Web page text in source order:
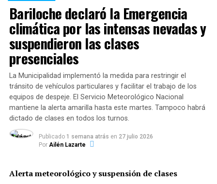
–El Gobierno se les va a quedar con la empresa…
–Eso es humo –habría sido la respuesta de Nardelli.
A las 16:30 Nardelli constató por la tele que no era
humo. A las 18 ya estaba en
abogados del estudio Alegría que lleva adelante el
concurso.
Esta mañana, junto a abogados penalistas, analizaron
los pasos a seguir paraimpugnar tanto la intervención
y para hacer frente a la futura y muy probable
expropiación.
avanzadas tratativas con YPF Agro para seguir
Bariloche declaró la Emergencia
climática por las intensas nevadas y
suspendieron las clases
presenciales
La Municipalidad implementó la medida para restringir el
tránsito de vehículos particulares y facilitar el trabajo de los
equipos de despeje. El Servicio Meteorológico Nacional
mantiene la alerta amarilla hasta este martes. Tampoco habrá
dictado de clases en todos los turnos.
Publicado 1 semana atrás en 27 julio 2026
Por Ailén Lazarte
Alerta meteorológico y suspensión de clases